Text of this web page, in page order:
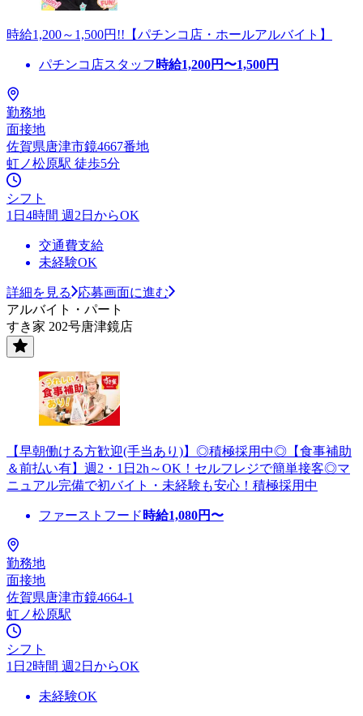
時給1,200～1,500円!!【パチンコ店・ホールアルバイト】
パチンコ店スタッフ 時給1,200円〜1,500円
勤務地
面接地
佐賀県唐津市鏡4667番地
虹ノ松原駅 徒歩5分
シフト
1日4時間 週2日からOK
交通費支給
未経験OK
詳細を見る
応募画面に進む
アルバイト・パート
すき家 202号唐津鏡店
【早朝働ける方歓迎(手当あり)】◎積極採用中◎【食事補助
＆前払い有】週2・1日2h～OK！セルフレジで簡単接客◎マ
ニュアル完備で初バイト・未経験も安心！積極採用中
ファーストフード 時給1,080円〜
勤務地
面接地
佐賀県唐津市鏡4664-1
虹ノ松原駅
シフト
1日2時間 週2日からOK
未経験OK